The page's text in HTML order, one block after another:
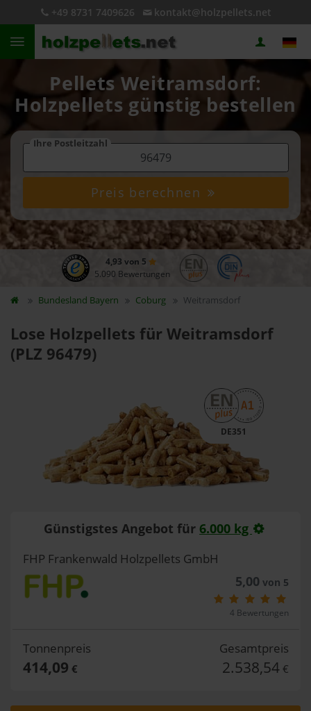
+49 8731 7409626 kontakt@holzpellets.net
Pellets Weitramsdorf:
Holzpellets günstig bestellen
Ihre Postleitzahl
Preis berechnen
4,93 von 5
5.090 Bewertungen
Bundesland Bayern Coburg Weitramsdorf
Lose Holzpellets für Weitramsdorf
(PLZ 96479)
DE351
Günstigstes Angebot für 6.000 kg
FHP Frankenwald Holzpellets GmbH
5,00 von 5
4 Bewertungen
Tonnenpreis
414,09 €
Gesamtpreis
2.538,54 €